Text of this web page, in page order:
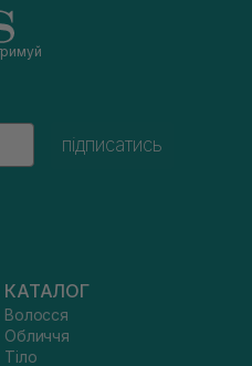
підписатись
КАТАЛОГ
Волосся
Обличчя
Тіло